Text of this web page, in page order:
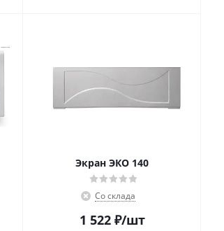
Экран ЭКО 140
Со склада
1 522₽/шт